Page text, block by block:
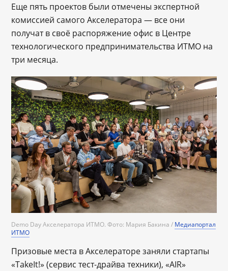
Еще пять проектов были отмечены экспертной
комиссией самого Акселератора — все они
получат в своё распоряжение офис в Центре
технологического предпринимательства ИТМО на
три месяца.
Demo Day Акселератора ИТМО. Фото: Мария Бакина / Медиапортал
ИТМО
Призовые места в Акселераторе заняли стартапы
«TakeIt!» (сервис тест-драйва техники), «AIR»